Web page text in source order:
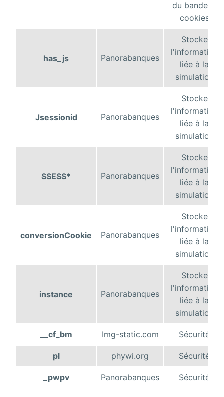
du bandeau
cookies
has_js Panorabanques
Stocke
l'information
liée à la
simulation
Jsessionid Panorabanques
Stocke
l'information
liée à la
simulation
SSESS* Panorabanques
Stocke
l'information
liée à la
simulation
conversionCookie Panorabanques
Stocke
l'information
liée à la
simulation
instance Panorabanques
Stocke
l'information
liée à la
simulation
__cf_bm Img-static.com Sécurité
pl phywi.org Sécurité
_pwpv Panorabanques Sécurité